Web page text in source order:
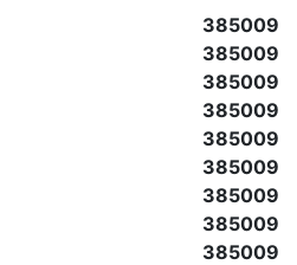
385009
385009
385009
385009
385009
385009
385009
385009
385009